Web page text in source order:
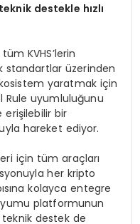
destekle hızlı
KVHS’lerin
standartlar üzerinden
yaratmak için
Rule uyumluluğunu
erişilebilir bir
hareket ediyor.
için tüm araçları
her kripto
kolayca entegre
platformunun
destek de